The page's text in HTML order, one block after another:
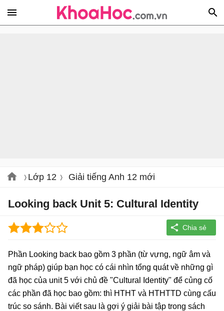
Lớp 12 Giải tiếng Anh 12 mới
Looking back Unit 5: Cultural Identity
Phần Looking back bao gồm 3 phần (từ vựng, ngữ âm và
ngữ pháp) giúp bạn học có cái nhìn tổng quát về những gì
đã học của unit 5 với chủ đề "Cultural Identity" để củng cố
các phần đã học bao gồm: thì HTHT và HTHTTD cùng cấu
trúc so sánh. Bài viết sau là gợi ý giải bài tập trong sách